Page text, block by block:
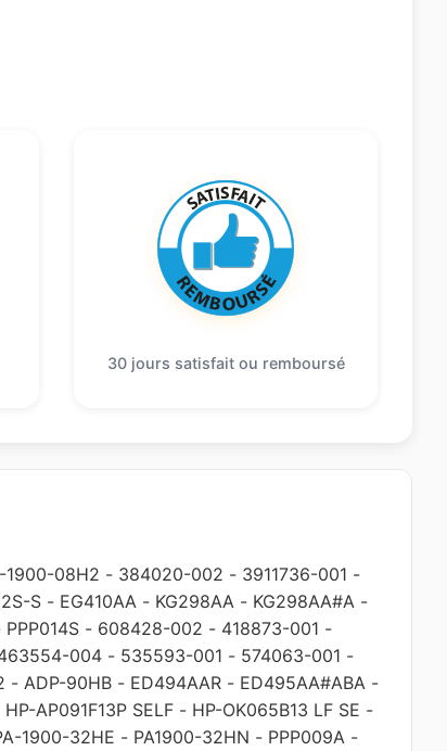
30 jours satisfait ou remboursé
1900-08H2 - 384020-002 - 3911736-001 -
S - EG410AA - KG298AA - KG298AA#A -
PPP014S - 608428-002 - 418873-001 -
004 - 535593-001 - 574063-001 -
- ADP-90HB - ED494AAR - ED495AA#ABA -
HP-AP091F13P SELF - HP-OK065B13 LF SE -
1900-32HE - PA1900-32HN - PPP009A -